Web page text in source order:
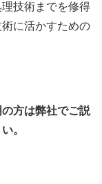
技術までを修得
に活かすための
方は弊社でご説
。